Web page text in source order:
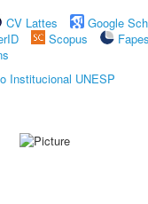
CV Lattes
Google
Scopus
Institucional UNESP